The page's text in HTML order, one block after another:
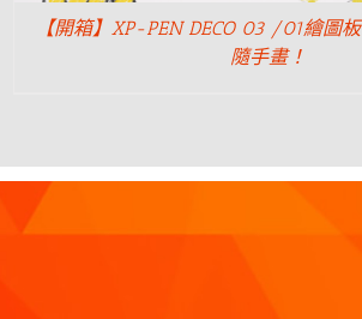
【開箱】XP-PEN DECO 03 /01繪圖
隨手畫！